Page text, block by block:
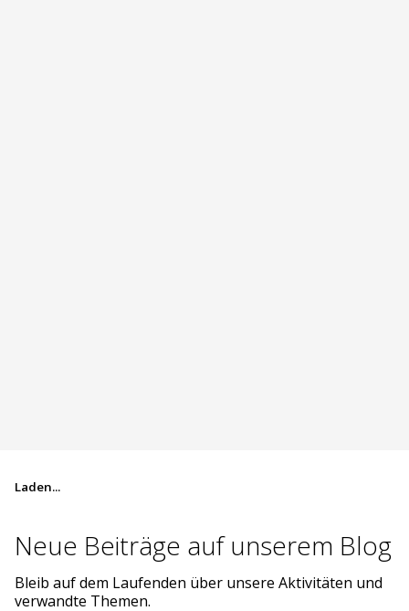
Laden...
Neue Beiträge aufunserem Blog
Bleib auf dem Laufenden über unsere Aktivitäten und
verwandte Themen.